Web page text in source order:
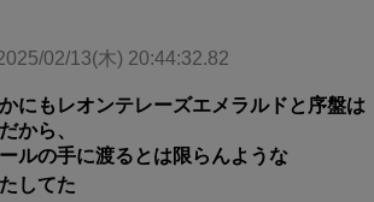
02/13(木) 20:44:32.82
にもレオンテレーズエメラルドと序盤は
から、
ルの手に渡るとは限らんような
してた